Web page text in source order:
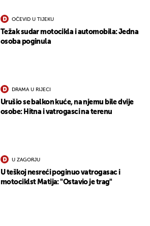
OČEVID U TIJEKU
Težak sudar motocikla i automobila: Jedna
osoba poginula
DRAMA U RIJECI
Urušio se balkon kuće, na njemu bile dvije
osobe: Hitna i vatrogasci na terenu
U ZAGORJU
U teškoj nesreći poginuo vatrogasac i
motociklst Matija: "Ostavio je trag"